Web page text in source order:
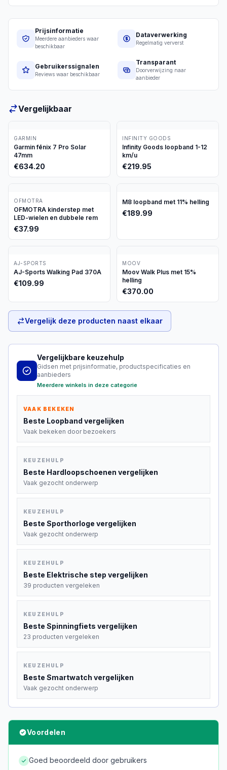
Prijsinformatie
Meerdere aanbieders waar
beschikbaar
Dataverwerking
Regelmatig ververst
Gebruikerssignalen
Reviews waar beschikbaar
Transparant
Doorverwijzing naar
aanbieder
Vergelijkbaar
GARMIN
Garmin fēnix 7 Pro Solar
47mm
€634.20
INFINITY GOODS
Infinity Goods loopband 1-12
km/u
€219.95
OFMOTRA
OFMOTRA kinderstep met
LED-wielen en dubbele rem
€37.99
M8 loopband met 11% helling
€189.99
AJ-SPORTS
AJ-Sports Walking Pad 370A
€109.99
MOOV
Moov Walk Plus met 15%
helling
€370.00
Vergelijk deze producten naast elkaar
Vergelijkbare keuzehulp
Gidsen met prijsinformatie, productspecificaties en
aanbieders
Meerdere winkels in deze categorie
VAAK BEKEKEN
Beste Loopband vergelijken
Vaak bekeken door bezoekers
KEUZEHULP
Beste Hardloopschoenen vergelijken
Vaak gezocht onderwerp
KEUZEHULP
Beste Sporthorloge vergelijken
Vaak gezocht onderwerp
KEUZEHULP
Beste Elektrische step vergelijken
39 producten vergeleken
KEUZEHULP
Beste Spinningfiets vergelijken
23 producten vergeleken
KEUZEHULP
Beste Smartwatch vergelijken
Vaak gezocht onderwerp
Voordelen
Goed beoordeeld door gebruikers